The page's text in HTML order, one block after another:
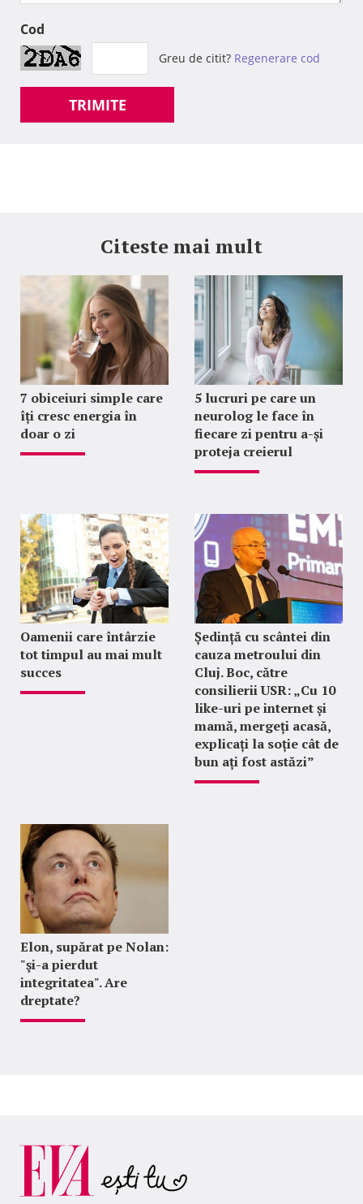
Cod
Greu de citit? Regenerare cod
TRIMITE
Citeste mai mult
7 obiceiuri simple care
îți cresc energia în
doar o zi
5 lucruri pe care un
neurolog le face în
fiecare zi pentru a-și
proteja creierul
Oamenii care întârzie
tot timpul au mai mult
succes
Ședință cu scântei din
cauza metroului din
Cluj. Boc, către
consilierii USR: „Cu 10
like-uri pe internet și
mamă, mergeți acasă,
explicați la soție cât de
bun ați fost astăzi”
Elon, supărat pe Nolan:
"şi-a pierdut
integritatea". Are
dreptate?